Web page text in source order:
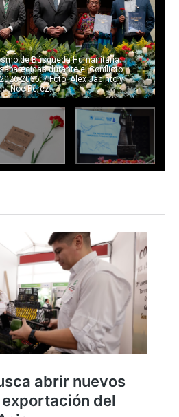
de Búsqueda Humanitaria
durante el Conflicto
2036. / Foto: Alex Jacinto y
Noé Pérez.
- +